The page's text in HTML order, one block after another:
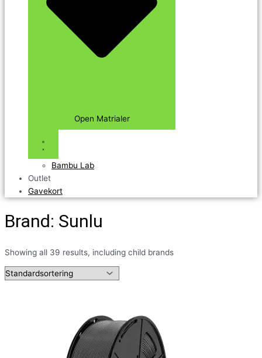
Open Matrialer
Bambu Lab
Outlet
Gavekort
Brand: Sunlu
Showing all 39 results, including child brands